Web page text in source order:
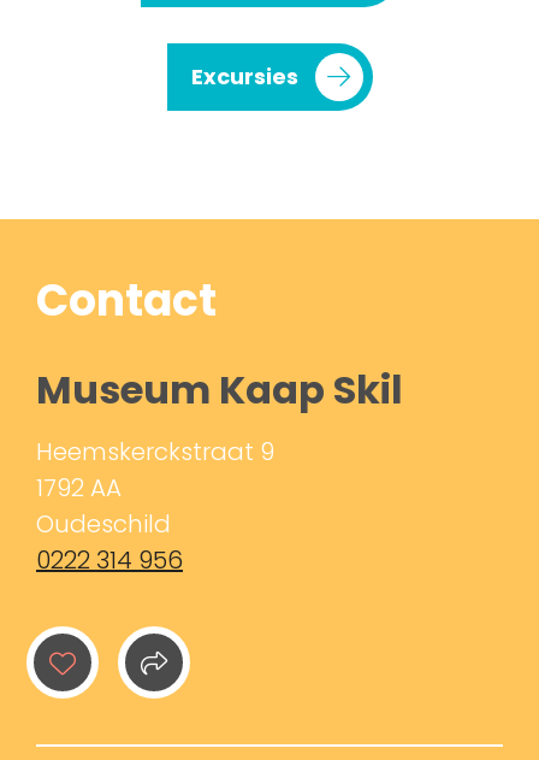
Excursies
Contact
Museum Kaap Skil
Heemskerckstraat 9
1792 AA
Oudeschild
0222 314 956